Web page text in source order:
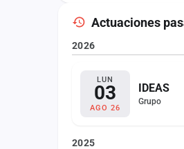
Actuaciones
2026
LUN
03
AGO 26
IDEAS
Grupo
2025